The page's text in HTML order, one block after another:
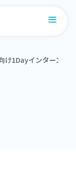
け1Dayインターンシ